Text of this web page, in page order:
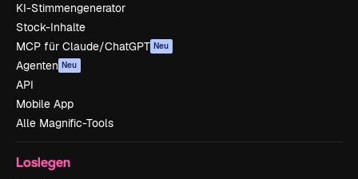
KI-Stimmengenerator
Stock-Inhalte
MCP für Claude/ChatGPT Neu
Agenten Neu
API
Mobile App
Alle Magnific-Tools
Loslegen